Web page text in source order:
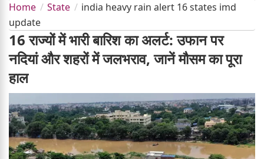
Home State
india heavy rain alert 16 states imd
update
16 राज्यों में भारी बारिश का अलर्ट: उफान पर
नदियां और शहरों में जलभराव, जानें मौसम का पूरा
हाल